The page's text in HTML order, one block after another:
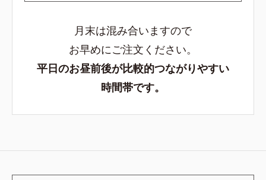
月末は混み合いますので
お早めにご注文ください。
平日のお昼前後が比較的つながりやすい
時間帯です。